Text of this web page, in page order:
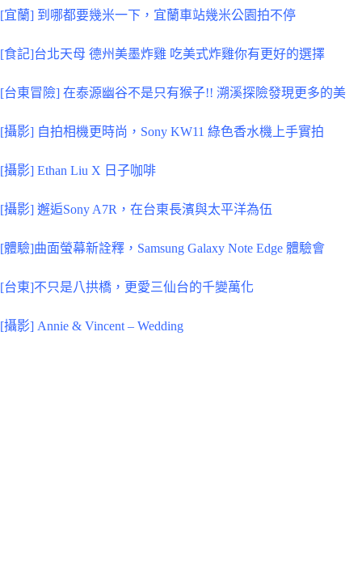
[宜蘭] 到哪都要幾米一下，宜蘭車站幾米公園拍不停
[食記]台北天母 德州美墨炸雞 吃美式炸雞你有更好的選擇
[台東冒險] 在泰源幽谷不是只有猴子!! 溯溪探險發現更多的美
[攝影] 自拍相機更時尚，Sony KW11 綠色香水機上手實拍
[攝影] Ethan Liu X 日子咖啡
[攝影] 邂逅Sony A7R，在台東長濱與太平洋為伍
[體驗]曲面螢幕新詮釋，Samsung Galaxy Note Edge 體驗會
[台東]不只是八拱橋，更愛三仙台的千變萬化
[攝影] Annie & Vincent – Wedding